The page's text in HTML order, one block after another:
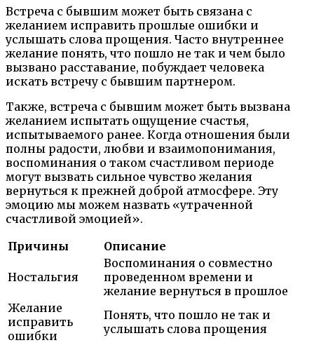
Встреча с бывшим может быть связана с
желанием исправить прошлые ошибки и
услышать слова прощения. Часто внутреннее
желание понять, что пошло не так и чем было
вызвано расставание, побуждает человека
искать встречу с бывшим партнером.
Также, встреча с бывшим может быть вызвана
желанием испытать ощущение счастья,
испытываемого ранее. Когда отношения были
полны радости, любви и взаимопонимания,
воспоминания о таком счастливом периоде
могут вызвать сильное чувство желания
вернуться к прежней доброй атмосфере. Эту
эмоцию мы можем назвать «утраченной
счастливой эмоцией».
Причины
Описание
Ностальгия
Воспоминания о совместно
проведенном времени и
желание вернуться в прошлое
Желание
исправить
ошибки
Понять, что пошло не так и
услышать слова прощения